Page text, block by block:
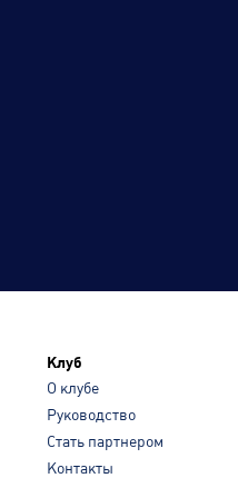
Клуб
О клубе
Руководство
Стать партнером
Контакты